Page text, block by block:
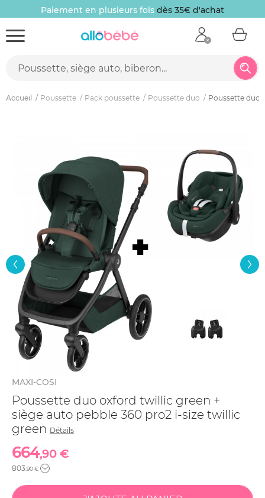
Paiement en plusieurs fois dès 35€ d'achat
Accueil Poussette Pack poussette Poussette duo Poussette duo
MAXI-COSI
Poussette duo oxford twillic green +
siège auto pebble 360 pro2 i-size twillic
green Détails
664,90 €
803 ,90 €